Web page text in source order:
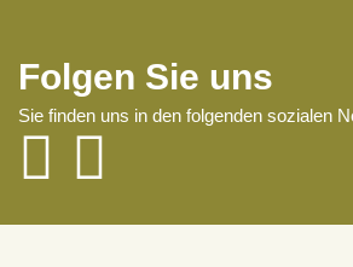
Folgen Sie uns
Sie finden uns in den folgenden sozialen